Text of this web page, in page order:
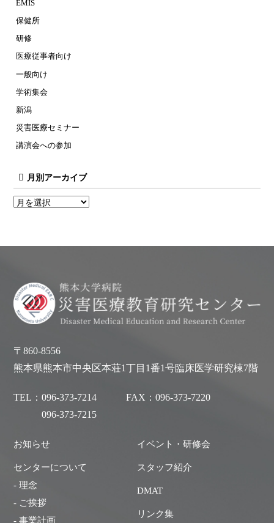
EMIS
保健所
研修
医療従事者向け
一般向け
学術集会
新潟
災害医療セミナー
講演会への参加
月別アーカイブ
〒860-8556
熊本県熊本市中央区本荘1丁目1番1号臨床医学研究棟7階
TEL：096-373-7214
096-373-7215
FAX：096-373-7220
お知らせ
センターについて
- 理念
- ご挨拶
- 事業計画
イベント・研修会
スタッフ紹介
DMAT
リンク集